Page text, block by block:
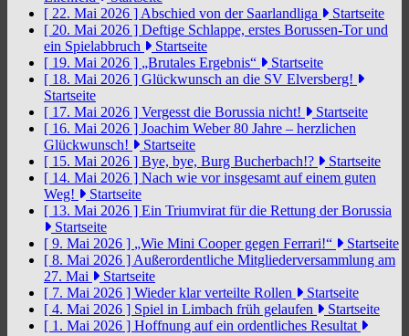
[ 22. Mai 2026 ] Abschied von der Saarlandliga
Startseite
[ 20. Mai 2026 ] Deftige Schlappe, erstes Borussen-Tor und
ein Spielabbruch
Startseite
[ 19. Mai 2026 ] „Brutales Ergebnis“
Startseite
[ 18. Mai 2026 ] Glückwunsch an die SV Elversberg!
Startseite
[ 17. Mai 2026 ] Vergesst die Borussia nicht!
Startseite
[ 16. Mai 2026 ] Joachim Weber 80 Jahre – herzlichen
Glückwunsch!
Startseite
[ 15. Mai 2026 ] Bye, bye, Burg Bucherbach!?
Startseite
[ 14. Mai 2026 ] Nach wie vor insgesamt auf einem guten
Weg!
Startseite
[ 13. Mai 2026 ] Ein Triumvirat für die Rettung der Borussia
Startseite
[ 9. Mai 2026 ] „Wie Mini Cooper gegen Ferrari!“
Startseite
[ 8. Mai 2026 ] Außerordentliche Mitgliederversammlung am
27. Mai
Startseite
[ 7. Mai 2026 ] Wieder klar verteilte Rollen
Startseite
[ 4. Mai 2026 ] Spiel in Limbach früh gelaufen
Startseite
[ 1. Mai 2026 ] Hoffnung auf ein ordentliches Resultat